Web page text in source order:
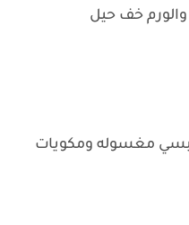
خف حيل
مغسوله ومكويات